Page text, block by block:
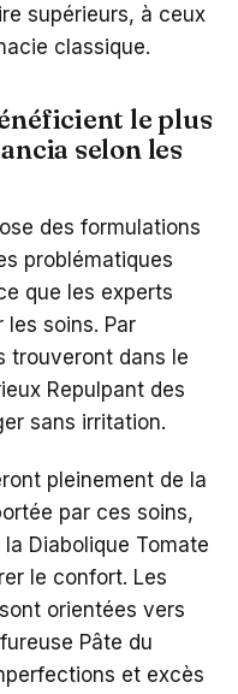
supérieurs, à ceux
classique.
le plus
selon les
des formulations
problématiques
que les experts
soins. Par
trouveront dans le
Repulpant des
sans irritation.
pleinement de la
par ces soins,
Diabolique Tomate
le confort. Les
orientées vers
Pâte du
et excès